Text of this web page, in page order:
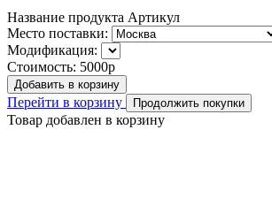
Название продукта Артикул
Место поставки:
Модификация:
Стоимость: 5000р
Добавить в корзину
Перейти в корзину Продолжить покупки
Товар добавлен в корзину